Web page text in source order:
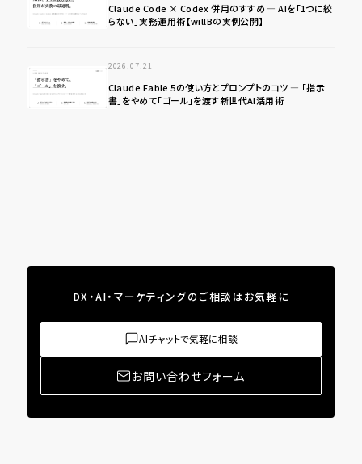
Claude Code × Codex 併用のすすめ ― AIを「1つに絞
らない」実務運用術【willBの実例公開】
2026.07.21
Claude Fable 5の使い方とプロンプトのコツ ― 「指示
書」をやめて「ゴール」を渡す新世代AI活用術
DX・AI・マーケティングのご相談はお気軽に
AIチャットで気軽に相談
お問い合わせフォーム